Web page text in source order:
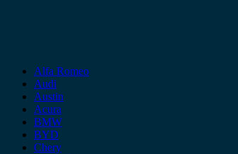
Alfa Romeo
Audi
Austin
Acura
BMW
BYD
Chery